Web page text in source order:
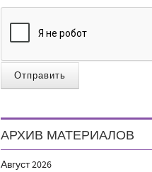
Отправить
АРХИВ МАТЕРИАЛОВ
Август2026